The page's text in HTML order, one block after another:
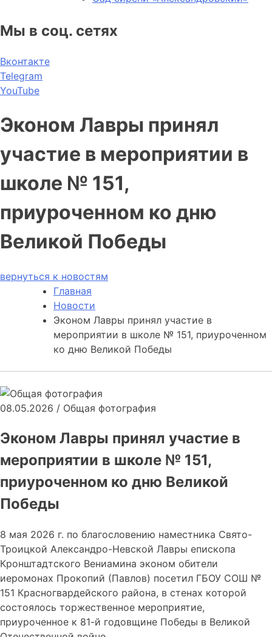
Мы в соц. сетях
Вконтакте
Telegram
YouTube
Эконом Лавры принял
участие в мероприятии в
школе № 151,
приуроченном ко дню
Великой Победы
вернуться к новостям
Главная
Новости
Эконом Лавры принял участие в
мероприятии в школе № 151, приуроченном
ко дню Великой Победы
08.05.2026 / Общая фотография
Эконом Лавры принял участие в
мероприятии в школе № 151,
приуроченном ко дню Великой
Победы
8 мая 2026 г. по благословению наместника Свято-
Троицкой Александро-Невской Лавры епископа
Кронштадтского Вениамина эконом обители
иеромонах Прокопий (Павлов) посетил ГБОУ СОШ №
151 Красногвардейского района, в стенах которой
состоялось торжественное мероприятие,
приуроченное к 81-й годовщине Победы в Великой